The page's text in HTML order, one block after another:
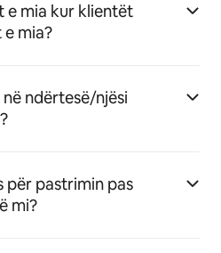
e mia kur klientët
mia?
ndërtesë/njësi
për pastrimin pas
mi?